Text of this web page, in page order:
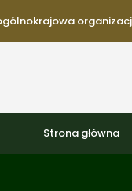
Strona główna